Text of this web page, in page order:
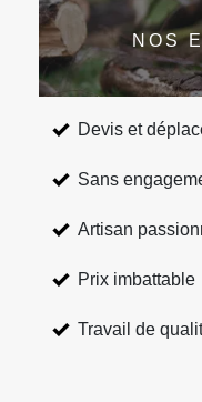
NOS
Devis et
Sans
Artisan
Prix imbattable
Travail de